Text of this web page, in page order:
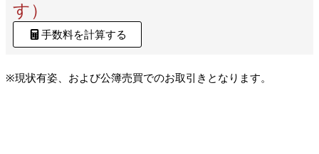
す）
手数料を計算する
※現状有姿、および公簿売買でのお取引きとなります。